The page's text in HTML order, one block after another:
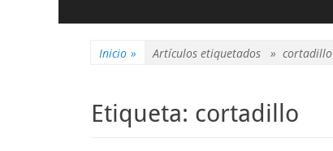
Inicio » Artículos etiquetados » cortadillo
Etiqueta: cortadillo